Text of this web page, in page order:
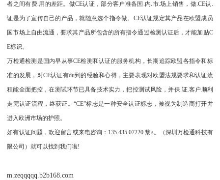
者之间有费.用的差距。做CE认证，部分客户准备国.内.市.场上销售，做.CE认.
证是为了宣传自己的产品，就随意选个指令做。CE认证规定其产品在欧盟成员
国市场上自由流通，要求其产品所包含的所有指令通过检测认证后，才能加贴C
E标识。
万检通检测是国内早从事CE检测和认证的服务机构，长期追踪欧盟各指令和标
准的发展，对CE认证有du到的经验和心得，主要表现对欧盟法规要求和认证流
程能全面把控，在测试环节已具备技术实力，把控测试风险，并保.证.客户顺利
走完认证流程，终获证。“CE”标志是一种安全认证标志，被视为制造商打开并
进入欧洲市场的护照。
如有认证问题，欢迎留言或来电咨询：135.435.07220.黎s。（深圳万检通科技有
限公司）就可以找到我们啦!
m.zeqqqqq.b2b168.com